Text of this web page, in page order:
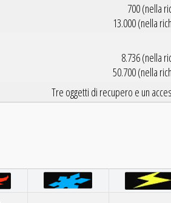
700 (nella
13.000 (nella
8.736 (nella
50.700 (nella
Tre oggetti di recupero e un